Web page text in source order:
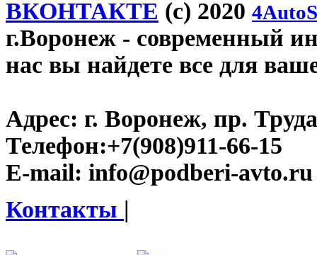
ВКОНТАКТЕ (c) 2020
г.Воронеж - современный
нас вы найдете все для
Адрес: г. Воронеж, пр.
Телефон:+7(908)911-66-15
E-mail: info@podberi-avto.ru
Контакты |